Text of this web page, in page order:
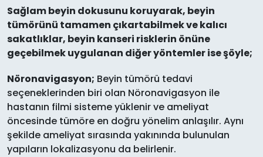
Sağlam beyin dokusunu koruyarak, beyin
tümörünü tamamen çıkartabilmek ve kalıcı
sakatlıklar, beyin kanseri risklerin önüne
geçebilmek uygulanan diğer yöntemler ise şöyle;
Nöronavigasyon; Beyin tümörü tedavi
seçeneklerinden biri olan Nöronavigasyon ile
hastanın filmi sisteme yüklenir ve ameliyat
öncesinde tümöre en doğru yönelim anlaşılır. Aynı
şekilde ameliyat sırasında yakınında bulunulan
yapıların lokalizasyonu da belirlenir.